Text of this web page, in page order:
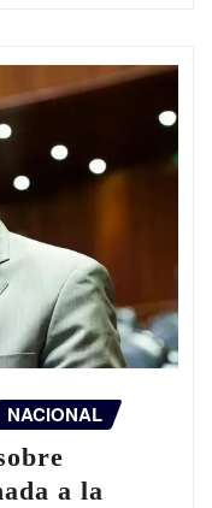
NACIONAL
a la